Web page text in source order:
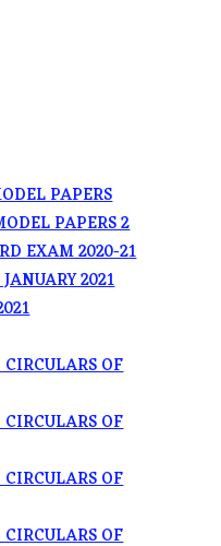
PAPERS
PAPERS 2
EXAM 2020-21
2021
OF
OF
OF
OF